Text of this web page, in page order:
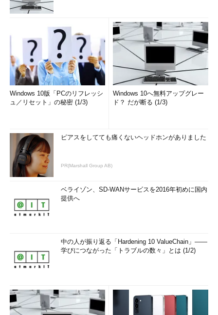
Windows 10版「PCのリフレッシ
ュ／リセット」の秘密 (1/3)
Windows 10へ無料アップグレー
ド？ だが断る (1/3)
ピアスをしてても痛くないヘッドホンがありました
PR(Marshall Group AB)
ベライゾン、SD-WANサービスを2016年初めに国内
提供へ
中の人が振り返る「Hardening 10 ValueChain」――
学びにつながった「トラブルの数々」とは (1/2)